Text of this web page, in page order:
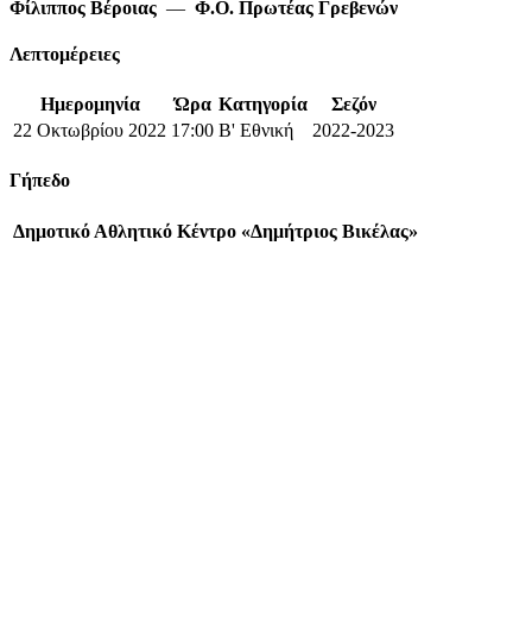
Φίλιππος Βέροιας — Φ.Ο. Πρωτέας Γρεβενών
Λεπτομέρειες
Ημερομηνία Ώρα Κατηγορία
Σεζόν
22 Οκτωβρίου 2022 17:00 Β' Εθνική 2022-2023
Γήπεδο
Δημοτικό Αθλητικό Κέντρο «Δημήτριος Βικέλας»